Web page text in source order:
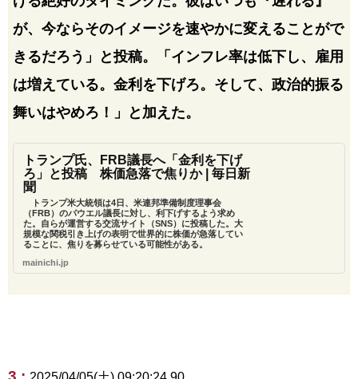
が、今ならそのイメージを速やかに変えることがで
きるだろう」と投稿。「インフレ率は低下し、雇用
は増えている。金利を下げろ。そして、政治的振る
舞いはやめろ！」と加えた。
トランプ氏、FRB議長へ「金利を下げ
ろ」と投稿 株価急落で焦りか | 毎日新
聞
トランプ米大統領は4日、米連邦準備制度理事会
（FRB）のパウエル議長に対し、利下げするよう求め
た。自らが運営する交流サイト（SNS）に投稿した。大
規模な関税引き上げの表明で世界的に株価が急落してい
ることに、焦りを募らせている可能性がある。
mainichi.jp